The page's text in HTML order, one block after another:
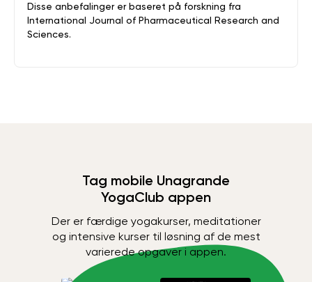
Disse anbefalinger er baseret på forskning fra
International Journal of Pharmaceutical Research and
Sciences.
Tag mobile Unagrande
YogaClub appen
Der er færdige yogakurser, meditationer
og intensive kurser til løsning af de mest
varierede opgaver i appen.